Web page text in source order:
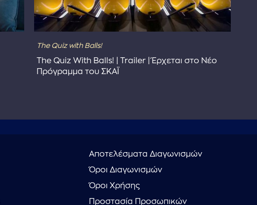
The Quiz with Balls!
The Quiz With Balls! | Trailer | Έρχεται στο Νέο
Πρόγραμμα του ΣΚΑΪ
Αποτελέσματα Διαγωνισμών
Όροι Διαγωνισμών
Όροι Χρήσης
Προστασία Προσωπικών